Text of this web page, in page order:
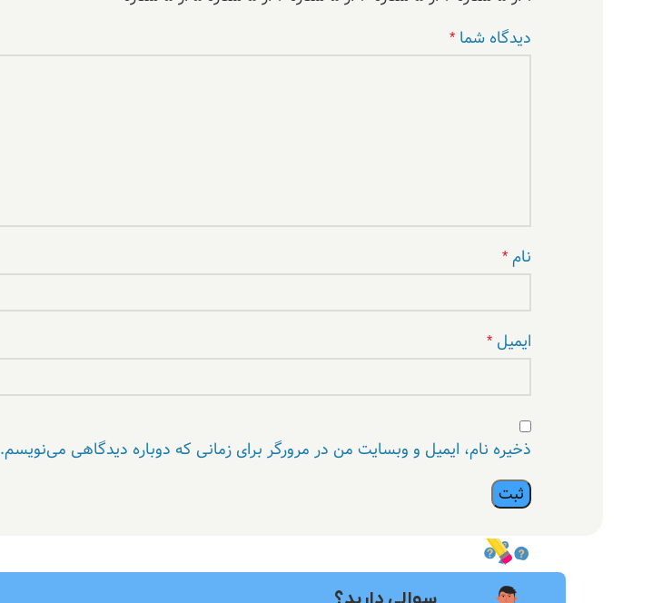
دیدگاه شما *
نام*
ایمیل *
ذخیره نام، ایمیل و وبسایت من در مرورگر برای زمانی که دوباره دیدگاهی می‌نویسم.